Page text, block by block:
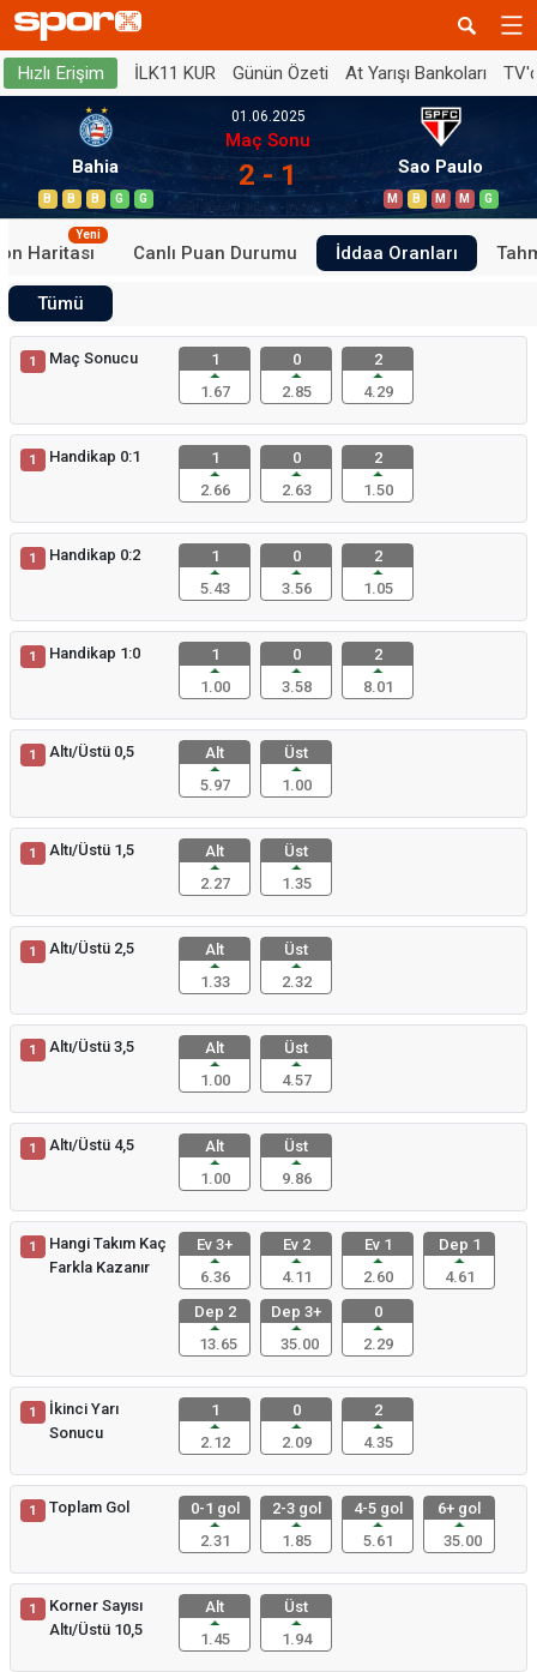
Hızlı Erişim İLK11 KUR Günün Özeti At Yarışı Bankoları
Bahia
B B B G G
01.06.2025
Maç Sonu
2 - 1 Sao Paulo
M B M M G
Haritası
Yeni
Canlı Puan Durumu İddaa Oranları
Tümü
1 Maç Sonucu
1
1.67
0
2.85
2
4.29
1 Handikap 0:1
1
2.66
0
2.63
2
1.50
1 Handikap 0:2
1
5.43
0
3.56
2
1.05
1 Handikap 1:0
1
1.00
0
3.58
2
8.01
1 Altı/Üstü 0,5
Alt
5.97
Üst
1.00
1 Altı/Üstü 1,5
Alt
2.27
Üst
1.35
1 Altı/Üstü 2,5
Alt
1.33
Üst
2.32
1 Altı/Üstü 3,5
Alt
1.00
Üst
4.57
1 Altı/Üstü 4,5
Alt
1.00
Üst
9.86
1
Hangi Takım Kaç
Farkla Kazanır
Ev 3+
6.36
Ev 2
4.11
Ev 1
2.60
Dep 1
4.61
Dep 2
13.65
Dep 3+
35.00
0
2.29
1
İkinci Yarı
Sonucu
1
2.12
0
2.09
2
4.35
1 Toplam Gol
0-1 gol
2.31
2-3 gol
1.85
4-5 gol
5.61
6+ gol
35.00
1
Korner Sayısı
Altı/Üstü 10,5
Alt
1.45
Üst
1.94